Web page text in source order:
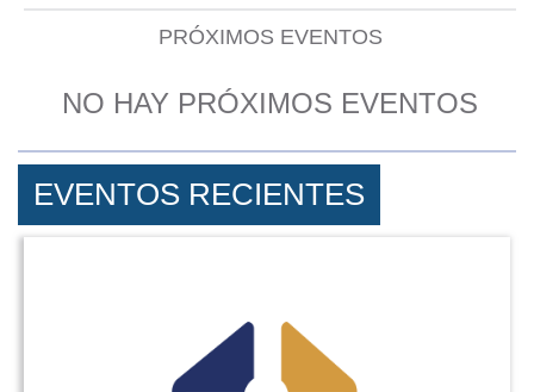
PRÓXIMOS EVENTOS
NO HAY PRÓXIMOS EVENTOS
EVENTOS RECIENTES